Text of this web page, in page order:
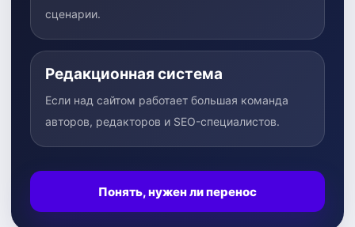
сценарии.
Редакционная система
Если над сайтом работает большая команда
авторов, редакторов и SEO-специалистов.
Понять, нужен ли перенос